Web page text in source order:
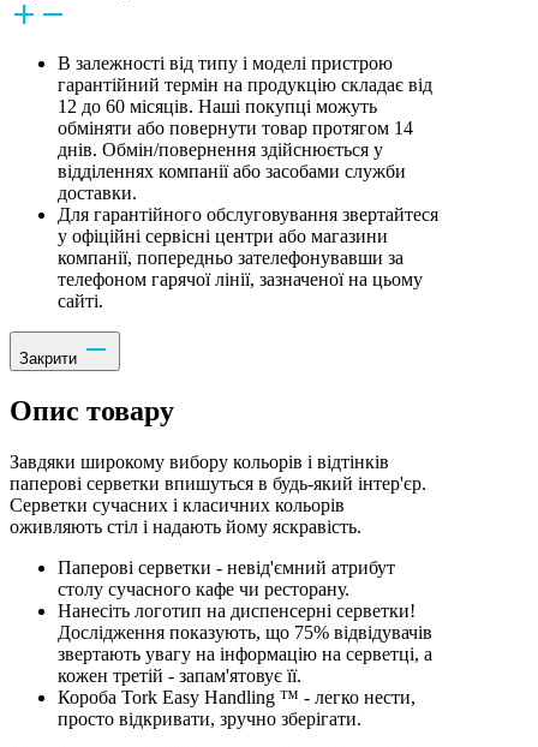
В залежності від типу і моделі пристрою
гарантійний термін на продукцію складає від
12 до 60 місяців. Наші покупці можуть
обміняти або повернути товар протягом 14
днів. Обмін/повернення здійснюється у
відділеннях компанії або засобами служби
доставки.
Для гарантійного обслуговування звертайтеся
у офіційні сервісні центри або магазини
компанії, попередньо зателефонувавши за
телефоном гарячої лінії, зазначеної на цьому
сайті.
Закрити
Опис товару
Завдяки широкому вибору кольорів і відтінків
паперові серветки впишуться в будь-який інтер'єр.
Серветки сучасних і класичних кольорів
оживляють стіл і надають йому яскравість.
Паперові серветки - невід'ємний атрибут
столу сучасного кафе чи ресторану.
Нанесіть логотип на диспенсерні серветки!
Дослідження показують, що 75% відвідувачів
звертають увагу на інформацію на серветці, а
кожен третій - запам'ятовує її.
Короба Tork Easy Handling ™ - легко нести,
просто відкривати, зручно зберігати.